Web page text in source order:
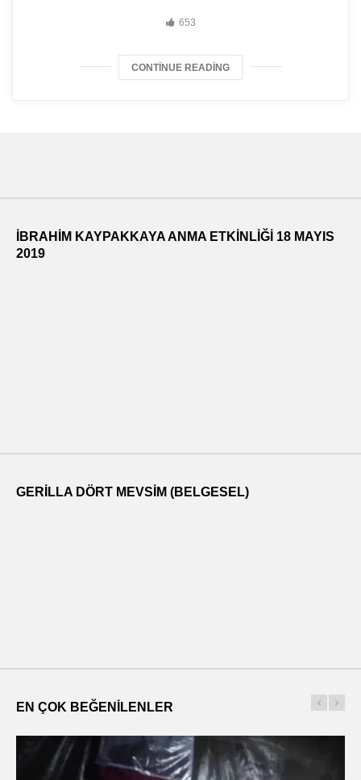
653
CONTINUE READING
İBRAHİM KAYPAKKAYA ANMA ETKİNLİĞİ 18 MAYIS
2019
GERILLA DÖRT MEVSIM (BELGESEL)
EN ÇOK BEĞENILENLER